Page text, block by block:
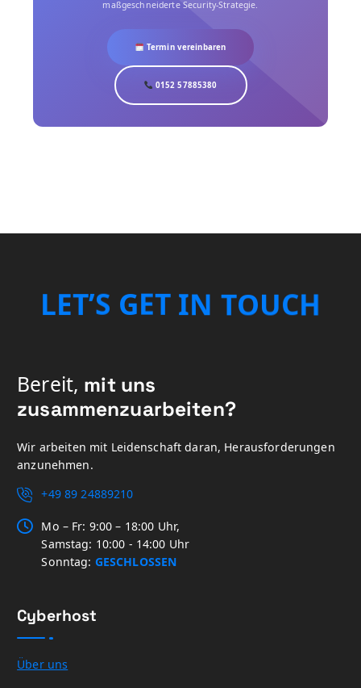
maßgeschneiderte Security-Strategie.
Termin vereinbaren
0152 57885380
LET’S GET IN TOUCH
Bereit, mit uns
zusammenzuarbeiten?
Wir arbeiten mit Leidenschaft daran, Herausforderungen
anzunehmen.
+49 89 24889210
Mo – Fr: 9:00 – 18:00 Uhr,
Samstag: 10:00 - 14:00 Uhr
Sonntag: GESCHLOSSEN
Cyberhost
Über uns